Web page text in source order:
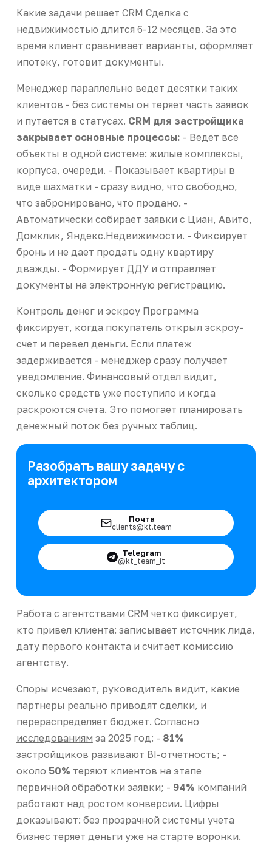
Какие задачи решает CRM Сделка с
недвижимостью длится 6-12 месяцев. За это
время клиент сравнивает варианты, оформляет
ипотеку, готовит документы.
Менеджер параллельно ведет десятки таких
клиентов - без системы он теряет часть заявок
и путается в статусах. CRM для застройщика
закрывает основные процессы: - Ведет все
объекты в одной системе: жилые комплексы,
корпуса, очереди. - Показывает квартиры в
виде шахматки - сразу видно, что свободно,
что забронировано, что продано. -
Автоматически собирает заявки с Циан, Авито,
Домклик, Яндекс.Недвижимости. - Фиксирует
бронь и не дает продать одну квартиру
дважды. - Формирует ДДУ и отправляет
документы на электронную регистрацию.
Контроль денег и эскроу Программа
фиксирует, когда покупатель открыл эскроу-
счет и перевел деньги. Если платеж
задерживается - менеджер сразу получает
уведомление. Финансовый отдел видит,
сколько средств уже поступило и когда
раскроются счета. Это помогает планировать
денежный поток без ручных таблиц.
Разобрать вашу задачу с
архитектором
Почта
clients@kt.team
Telegram
@kt_team_it
Работа с агентствами CRM четко фиксирует,
кто привел клиента: записывает источник лида,
дату первого контакта и считает комиссию
агентству.
Споры исчезают, руководитель видит, какие
партнеры реально приводят сделки, и
перераспределяет бюджет. Согласно
исследованиям за 2025 год: - 81%
застройщиков развивают BI-отчетность; -
около 50% теряют клиентов на этапе
первичной обработки заявки; - 94% компаний
работают над ростом конверсии. Цифры
доказывают: без прозрачной системы учета
бизнес теряет деньги уже на старте воронки.